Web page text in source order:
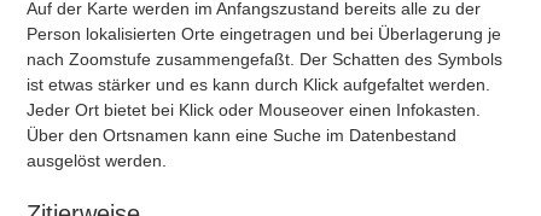
Auf der Karte werden im Anfangszustand bereits alle zu der
Person lokalisierten Orte eingetragen und bei Überlagerung je
nach Zoomstufe zusammengefaßt. Der Schatten des Symbols
ist etwas stärker und es kann durch Klick aufgefaltet werden.
Jeder Ort bietet bei Klick oder Mouseover einen Infokasten.
Über den Ortsnamen kann eine Suche im Datenbestand
ausgelöst werden.